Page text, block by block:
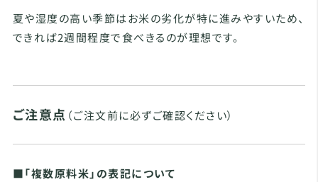
夏や湿度の高い季節はお米の劣化が特に進みやすいため、
できれば2週間程度で食べきるのが理想です。
ご注意点 （ご注文前に必ずご確認ください）
■「複数原料米」の表記について